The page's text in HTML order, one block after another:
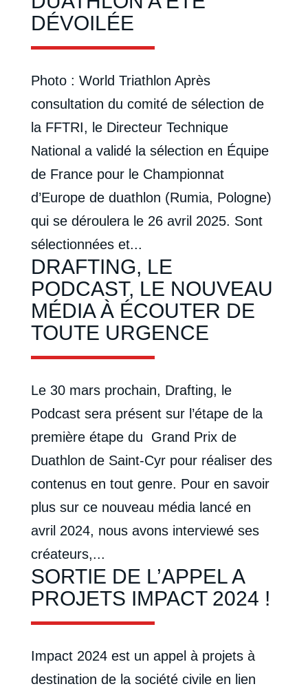
DÉVOILÉE
Photo : World Triathlon Après
consultation du comité de sélection de
la FFTRI, le Directeur Technique
National a validé la sélection en Équipe
de France pour le Championnat
d’Europe de duathlon (Rumia, Pologne)
qui se déroulera le 26 avril 2025. Sont
sélectionnées et...
DRAFTING, LE
PODCAST, LE NOUVEAU
MÉDIA À ÉCOUTER DE
TOUTE URGENCE
Le 30 mars prochain, Drafting, le
Podcast sera présent sur l’étape de la
première étape du Grand Prix de
Duathlon de Saint-Cyr pour réaliser des
contenus en tout genre. Pour en savoir
plus sur ce nouveau média lancé en
avril 2024, nous avons interviewé ses
créateurs,...
SORTIE DE L’APPEL A
PROJETS IMPACT 2024 !
Impact 2024 est un appel à projets à
destination de la société civile en lien